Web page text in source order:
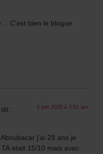
C’est bien le blogue
dit : 5 juin 2020 à 3:51 am
j’ai 28 ans je
etait 15/10 mais avec